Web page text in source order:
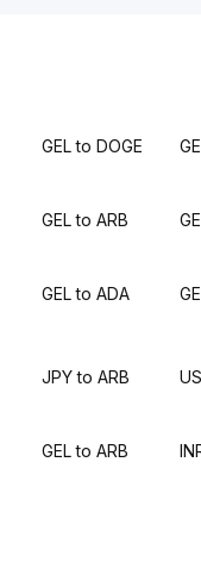
GEL to DOGE
GEL to ARB
GEL to ADA
JPY to ARB
GEL to ARB